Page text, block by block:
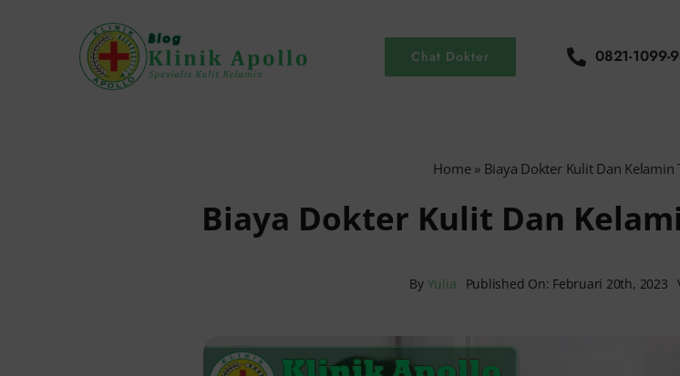
Chat Dokter 0821-1099-
Home» Biaya Dokter Kulit Dan Kelamin
Biaya Dokter Kulit Dan
By Yulia Published On: Februari 20th, 2023